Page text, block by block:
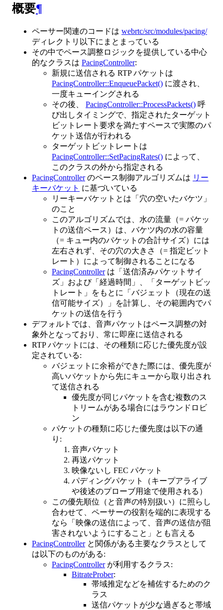
概要¶
ペーサー関連のコードは webrtc/src/modules/pacing/
ディレクトリ以下にまとまっている
その中でペース調整ロジックを提供している中心
的なクラスは PacingController:
新規に送信される RTP パケットは
PacingController::EnqueuePacket() に渡され、
一度キューイングされる
その後、 PacingController::ProcessPackets() 呼
び出しタイミングで、指定されたターゲット
ビットレート要求を満たすペースで実際のパ
ケット送信が行われる
ターゲットビットレートは
PacingController::SetPacingRates() によって、
このクラスの外から指定される
PacingControllerのペース制御アルゴリズムは リー
キーバケット に基づいている
リーキーバケットとは「穴の空いたバケツ」
のこと
このアルゴリズムでは、水の流量（= パケッ
トの送信ペース）は、バケツ内の水の容量
（= キュー内のパケットの合計サイズ）には
左右されず、その穴の大きさ（= 指定ビット
レート）によって制御されることになる
PacingControllerは「送信済みパケットサイ
ズ」および「経過時間」、「ターゲットビッ
トレート」をもとに「バジェット（現在の送
信可能サイズ）」を計算し、その範囲内でパ
ケットの送信を行う
デフォルトでは、音声パケットはペース調整の対
象外となっており、常に即座に送信される
RTP パケットには、その種類に応じた優先度が設
定されている:
バジェットに余裕ができた際には、優先度が
高いパケットから先にキューから取り出され
て送信される
優先度が同じパケットを含む複数のス
トリームがある場合にはラウンドロビ
ン
パケットの種類に応じた優先度は以下の通
り:
音声パケット
再送パケット
映像ないし FEC パケット
パディングパケット（キープアライブ
や後述のプローブ用途で使用される）
この優先順位（と音声の特別扱い）に照らし
合わせて、ペーサーの役割を端的に表現する
なら「映像の送信によって、音声の送信が阻
害されないようにすること」とも言える
PacingControllerと関係がある主要なクラスとして
は以下のものがある:
PacingControllerが利用するクラス:
BitrateProber:
帯域推定などを補佐するためのク
ラス
送信パケットが少な過ぎると帯域